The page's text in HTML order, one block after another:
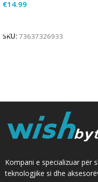
€14.99
SKU: 73637326933
Kompani e specializuar për
teknologjike si dhe